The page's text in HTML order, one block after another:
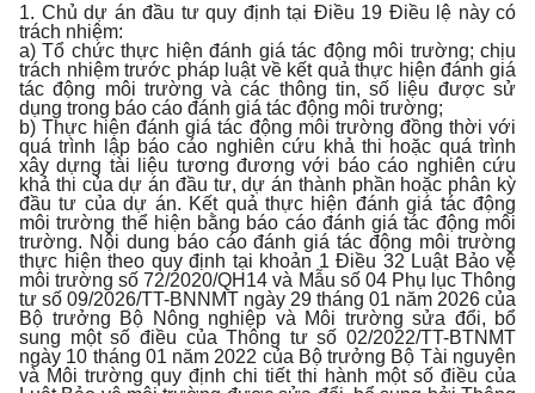
1. Chủ dự án đầu tư quy định tại Điều 19 Điều lệ này có
trách nhiệm:
a) Tổ chức thực hiện đánh giá tác động môi trường; chịu
trách nhiệm trước pháp luật về kết quả thực hiện đánh giá
tác động môi trường và các thông tin, số liệu được sử
dụng trong báo cáo đánh giá tác động môi trường;
b) Thực hiện đánh giá tác động môi trường đồng thời với
quá trình lập báo cáo nghiên cứu khả thi hoặc quá trình
xây dựng tài liệu tương đương với báo cáo nghiên cứu
khả thi của dự án đầu tư, dự án thành phần hoặc phân kỳ
đầu tư của dự án. Kết quả thực hiện đánh giá tác động
môi trường thể hiện bằng báo cáo đánh giá tác động môi
trường. Nội dung báo cáo đánh giá tác động môi trường
thực hiện theo quy định tại khoản 1 Điều 32 Luật Bảo vệ
môi trường số 72/2020/QH14 và Mẫu số 04 Phụ lục Thông
tư số 09/2026/TT-BNNMT ngày 29 tháng 01 năm 2026 của
Bộ trưởng Bộ Nông nghiệp và Môi trường sửa đổi, bổ
sung một số điều của Thông tư số 02/2022/TT-BTNMT
ngày 10 tháng 01 năm 2022 của Bộ trưởng Bộ Tài nguyên
và Môi trường quy định chi tiết thi hành một số điều của